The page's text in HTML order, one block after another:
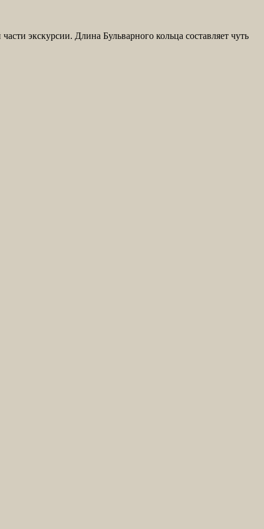
экскурсии. Длина Бульварного кольца составляет чуть